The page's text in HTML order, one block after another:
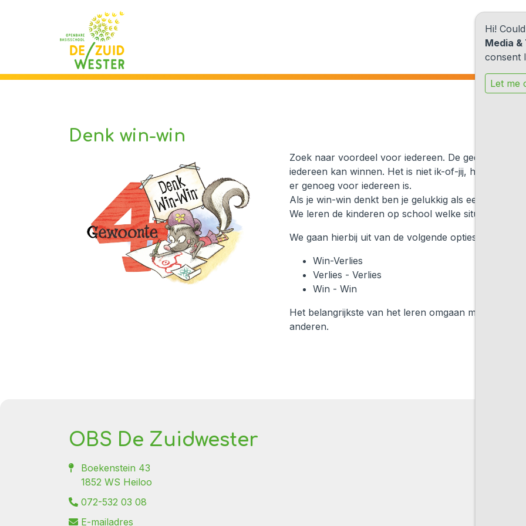
Praktische informatie
Kennismaking
Denk win-win
Zoek naar voordeel voor iedereen. De gedachte
iedereen kan winnen. Het is niet ik-of-jij, het is wij.
er genoeg voor iedereen is.
Als je win-win denkt ben je gelukkig als een ander
We leren de kinderen op school welke situaties er
We gaan hierbij uit van de volgende opties:
Win-Verlies
Verlies - Verlies
Win - Win
Het belangrijkste van het leren omgaan met
anderen.
OBS De Zuidwester
Boekenstein 43
1852 WS Heiloo
072-532 03 08
E-mailadres
Hi!
Media
consent
Let me